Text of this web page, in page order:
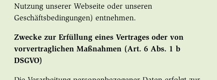
Nutzung unserer Webseite oder unseren
Geschäftsbedingungen) entnehmen.
Zwecke zur Erfüllung eines Vertrages oder von
vorvertraglichen Maßnahmen (Art. 6 Abs. 1 b
DSGVO)